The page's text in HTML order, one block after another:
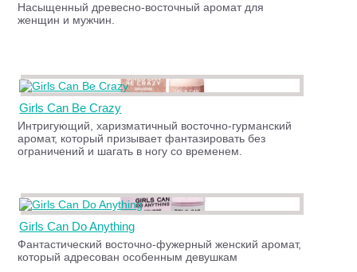
Насыщенный древесно-восточный аромат для
женщин и мужчин.
Girls Can Be Crazy
Интригующий, харизматичный восточно-гурманский
аромат, который призывает фантазировать без
ограничений и шагать в ногу со временем.
Girls Can Do Anything
Фантастический восточно-фужерный женский аромат,
который адресован особенным девушкам